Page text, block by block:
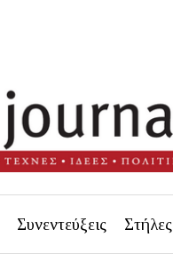
Συνεντεύξεις Στήλες